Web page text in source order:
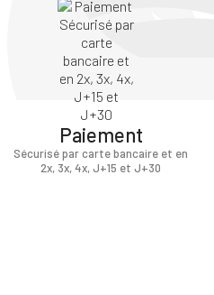
Paiement
Sécurisé par carte bancaire et en
2x, 3x, 4x, J+15 et J+30